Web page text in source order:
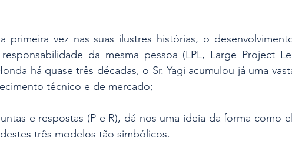
primeira vez nas suas ilustres histórias, o
da mesma pessoa (LPL, Large Project
há quase três décadas, o Sr. Yagi acumulou já uma
técnico e de mercado;
e respostas (P e R), dá-nos uma ideia da forma como
três modelos tão simbólicos.